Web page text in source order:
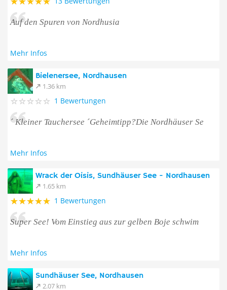
Auf den Spuren von Nordhusia
Mehr Infos
Bielenersee, Nordhausen
1.36 km
1 Bewertungen
´ Kleiner Tauchersee ´Geheimtipp?Die Nordhäuser Se
Mehr Infos
Wrack der Oisis, Sundhäuser See - Nordhausen
1.65 km
1 Bewertungen
Super See! Vom Einstieg aus zur gelben Boje schwim
Mehr Infos
Sundhäuser See, Nordhausen
2.07 km